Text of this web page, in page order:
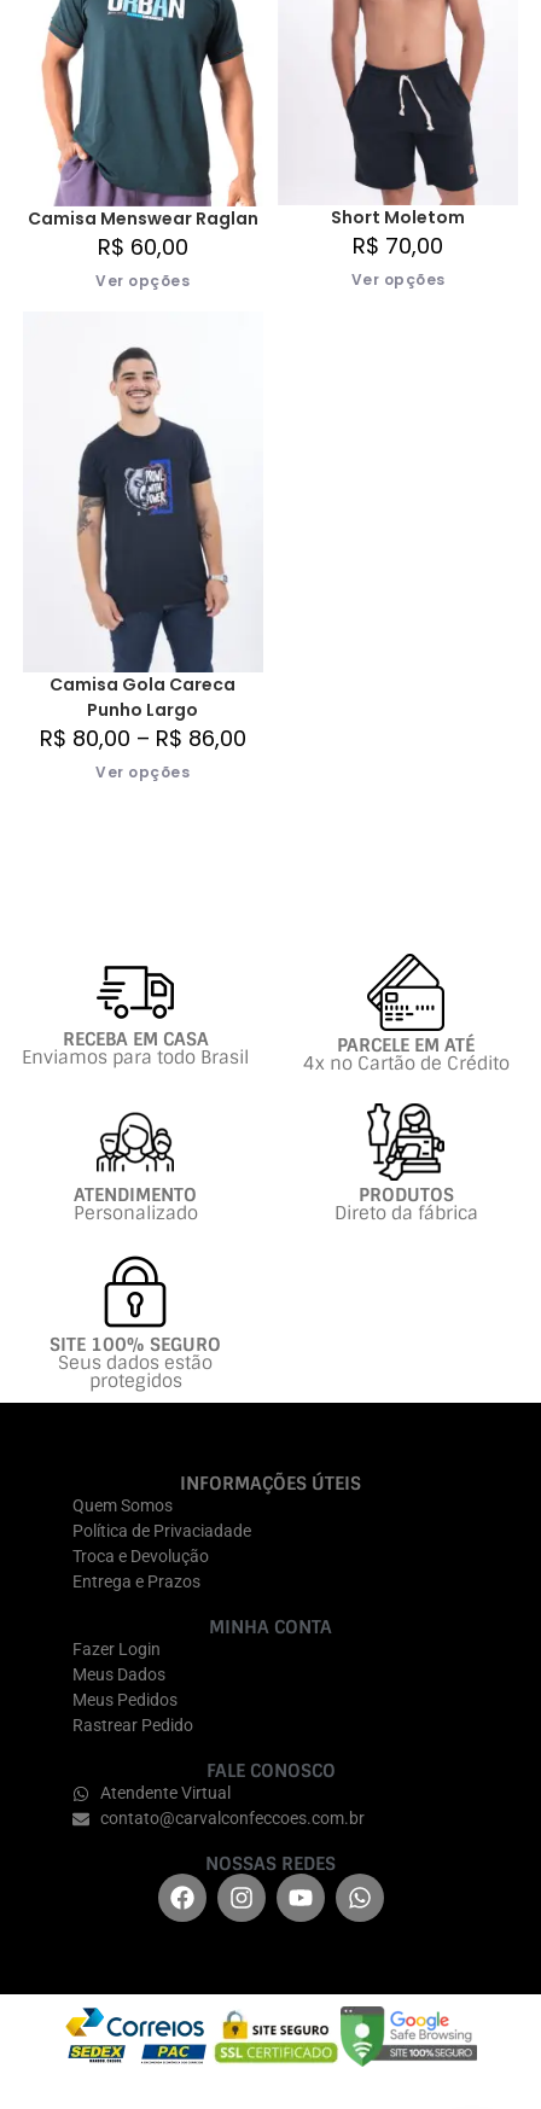
Camisa Menswear Raglan
R$ 60,00
Ver opções
Short Moletom
R$ 70,00
Ver opções
Camisa Gola Careca
Punho Largo
R$ 80,00 – R$ 86,00
Ver opções
RECEBA EM CASA
Enviamos para todo Brasil PARCELE EM ATÉ
4x no Cartão de Crédito
ATENDIMENTO
Personalizado
PRODUTOS
Direto da fábrica
SITE 100% SEGURO
Seus dados estão
protegidos
INFORMAÇÕES ÚTEIS
Quem Somos
Política de Privaciadade
Troca e Devolução
Entrega e Prazos
MINHA CONTA
Fazer Login
Meus Dados
Meus Pedidos
Rastrear Pedido
FALE CONOSCO
Atendente Virtual
contato@carvalconfeccoes.com.br
NOSSAS REDES